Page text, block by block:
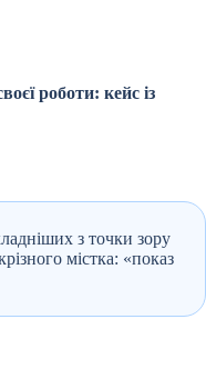
роботи: кейс із
з точки зору
містка: «показ